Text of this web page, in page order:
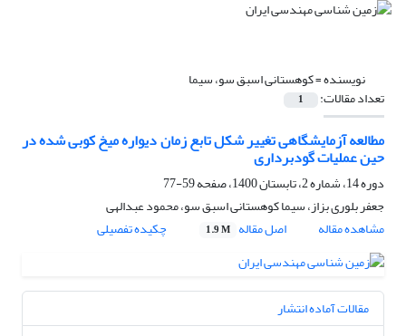
نویسنده =کوهستانی اسبق سو، سیما
تعداد مقالات: 1
مطالعه آزمایشگاهی تغییر شکل‌ تابع زمان دیواره میخ کوبی شده در
حین عملیات گودبرداری
دوره 14، شماره 2، تابستان 1400، صفحه
59-77
جعفر بلوری بزاز، سیما کوهستانی اسبق سو، محمود عبدالهی
مشاهده مقاله
اصل مقاله 1.9 M چکیده تفصیلی
مقالات آماده انتشار